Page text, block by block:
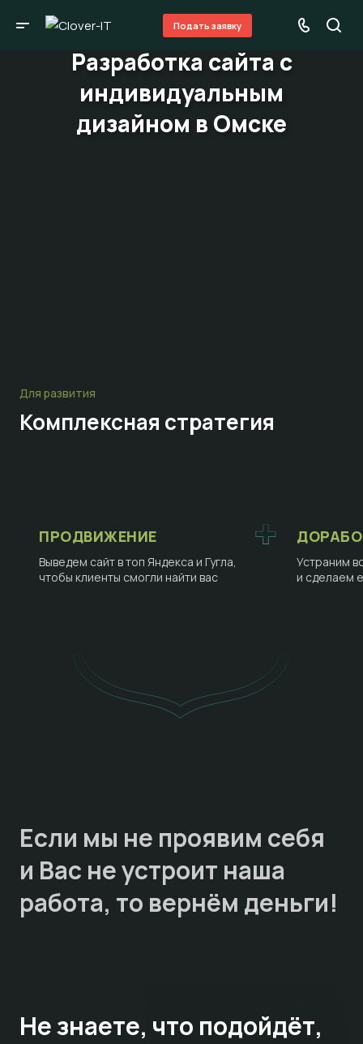
Подать заявку
Разработка сайта с
индивидуальным
дизайном в Омске
Для развития
Комплексная стратегия
ПРОДВИЖЕНИЕ
Выведем сайт в топ Яндекса и Гугла,
чтобы клиенты смогли найти вас
Устраним
и сделаем
Если мы не проявим себя
и Вас не устроит наша
работа, то вернём деньги!
Не знаете, что подойдёт,